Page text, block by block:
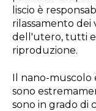
liscio è
rilassamento dei
dell'utero, tutti
riproduzione.
Il nano-muscolo
sono
sono in grado di